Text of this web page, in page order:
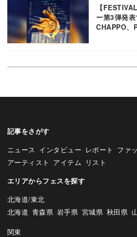
【
ー第3弾発表
CHAPPO、
記事をさがす
ニュース インタビュー レポート ファ
アーティスト アイテム
リスト
エリアからフェスを探す
北海道/東北
北海道 青森県 岩手県 宮城県 秋田県
関東